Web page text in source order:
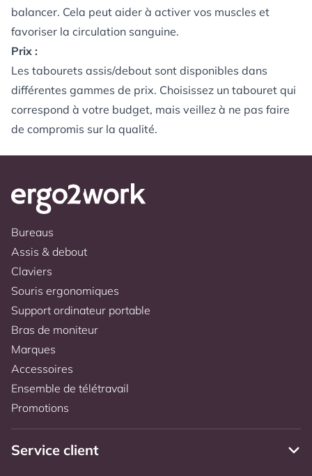
balancer. Cela peut aider à activer vos muscles et
favoriser la circulation sanguine.
Prix :
Les tabourets assis/debout sont disponibles dans
différentes gammes de prix. Choisissez un tabouret qui
correspond à votre budget, mais veillez à ne pas faire
de compromis sur la qualité.
Bureaus
Assis & debout
Claviers
Souris ergonomiques
Support ordinateur portable
Bras de moniteur
Marques
Accessoires
Ensemble de télétravail
Promotions
Service client